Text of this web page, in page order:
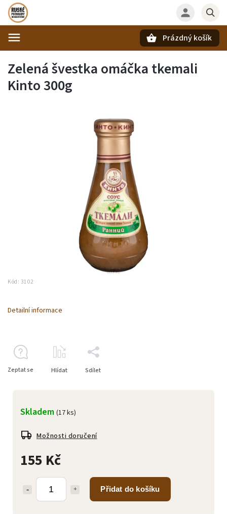
Prázdný košík
Zelená švestka omáčka tkemali
Kinto 300g
Kód: 3102
155 Kč
Přidat do košíku
Skladem (17 ks)
Možnosti doručení
Detailní informace
Zeptat se Hlídat Sdílet